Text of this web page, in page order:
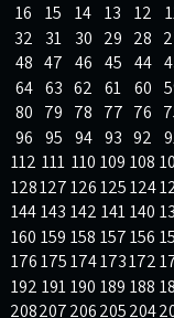
12
13
14
15
16
28
29
30
31
32
44
45
46
47
48
60
61
62
63
64
76
77
78
79
80
92
93
94
95
96
108
109
110
111
112
124
125
126
127
128
140
141
142
143
144
156
157
158
159
160
172
173
174
175
176
188
189
190
191
192
204
205
206
207
208